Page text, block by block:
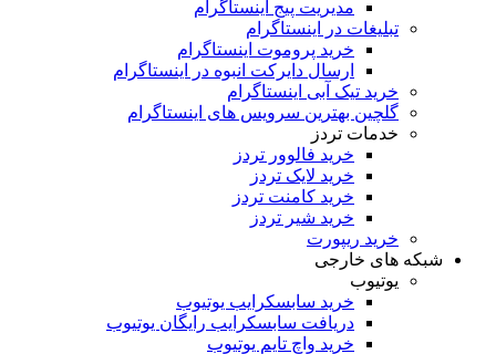
مدیریت پیج اینستاگرام
تبلیغات در اینستاگرام
خرید پروموت اینستاگرام
ارسال دایرکت انبوه در اینستاگرام
خرید تیک آبی اینستاگرام
گلچین بهترین سرویس های اینستاگرام
خدمات تردز
خرید فالوور تردز
خرید لایک تردز
خرید کامنت تردز
خرید شیر تردز
خرید ریپورت
شبکه های خارجی
یوتیوب
خرید سابسکرایب یوتیوب
دریافت سابسکرایب رایگان یوتیوب
خرید واچ تایم یوتیوب